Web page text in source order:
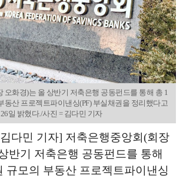
오화경)는 올 상반기 저축은행 공동펀드를 통해 총 1
동산 프로젝트파이낸싱(PF) 부실채권을 정리했다고
26일 밝혔다./사진 = 김다민 기자
다민 기자] 저축은행중앙회(회장
반기 저축은행 공동펀드를 통해
규모의 부동산 프로젝트파이낸싱